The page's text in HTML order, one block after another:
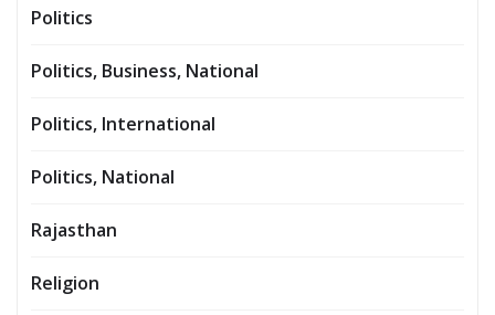
Politics
Politics, Business, National
Politics, International
Politics, National
Rajasthan
Religion